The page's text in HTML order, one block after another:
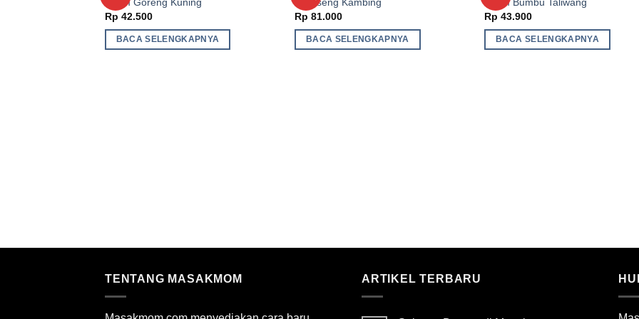
Rp 42.500
BACA SELENGKAPNYA
Rp 81.000
BACA SELENGKAPNYA
Rp 43.900
BACA SELENGKAPNYA
TENTANG MASAKMOM ARTIKEL TERBARU